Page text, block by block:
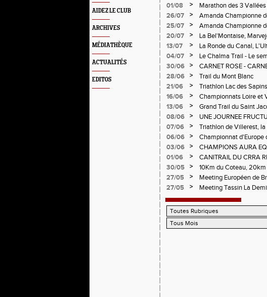
AIDEZ LE CLUB
ARCHIVES
MÉDIATHÈQUE
ACTUALITÉS
EDITOS
01/08
>
Marathon des 3
Verticale d'Orcières, St
26/07 >
Amanda Championne
25/07
>
Amanda Championne
20/07
>
La Bel'Montaise,
13/07
>
La Ronde du Canal,
04/07
>
Le Chalma Trail - Le
Cublize - Les
Pralognon La Vanoise
30/06 >
CARNET ROSE -
28/06
>
Trail du Mont Blanc
21/06
>
Triathlon Lac des
16/06
>
Championnats Loire et
13/06
>
Grand Trail du Saint
d'Andrézieux-Bouthéon
08/06 >
UNE JOURNEE
CHAMPIONNATS DE
07/06 >
Triathlon de Villerest,
Circuit de la Sure, Tour
06/06 >
Championnat d'Europe
03/06
>
CHAMPIONS AURA
01/06
>
CANITRAIL DU CRRA
30/05
>
10Km du Coteau,
Pilatrail
27/05 >
Meeting Européen de
27/05
> Meeting Tassin La